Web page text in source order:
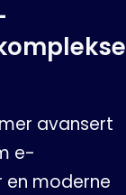
avansert
e-
moderne